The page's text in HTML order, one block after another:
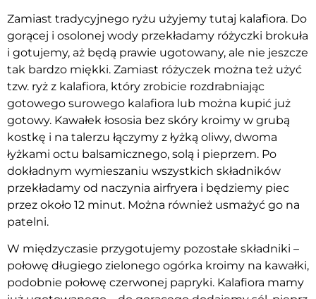
Zamiast tradycyjnego ryżu użyjemy tutaj kalafiora. Do
gorącej i osolonej wody przekładamy różyczki brokuła
i gotujemy, aż będą prawie ugotowany, ale nie jeszcze
tak bardzo miękki. Zamiast różyczek można też użyć
tzw. ryż z kalafiora, który zrobicie rozdrabniając
gotowego surowego kalafiora lub można kupić już
gotowy. Kawałek łososia bez skóry kroimy w grubą
kostkę i na talerzu łączymy z łyżką oliwy, dwoma
łyżkami octu balsamicznego, solą i pieprzem. Po
dokładnym wymieszaniu wszystkich składników
przekładamy od naczynia airfryera i będziemy piec
przez około 12 minut. Można również usmażyć go na
patelni.
W międzyczasie przygotujemy pozostałe składniki –
połowę długiego zielonego ogórka kroimy na kawałki,
podobnie połowę czerwonej papryki. Kalafiora mamy